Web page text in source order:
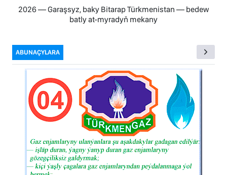
2026 — Garaşsyz, baky Bitarap Türkmenistan — bedew
batly at-myradyň mekany
ABUNAÇYLARA